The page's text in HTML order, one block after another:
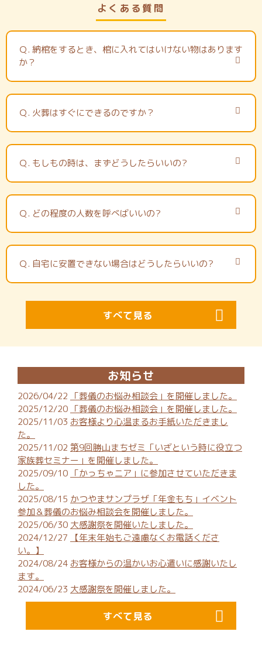
よくある質問
Ｑ. 納棺をするとき、棺に入れてはいけない物はあります
か？
Ｑ. 火葬はすぐにできるのですか？
Ｑ. もしもの時は、まずどうしたらいいの?
Ｑ. どの程度の人数を呼べばいいの?
Ｑ. 自宅に安置できない場合はどうしたらいいの?
すべて見る
お知らせ
2026/04/22
「葬儀のお悩み相談会」を開催しました。
2025/12/20 「葬儀のお悩み相談会」を開催しました。
2025/11/03 お客様より心温まるお手紙いただきまし
た。
2025/11/02 第9回勝山まちゼミ「いざという時に役立つ
家族葬セミナー」を開催しました。
2025/09/10 「かっちゃニア」に参加させていただきま
した。
2025/08/15 かつやまサンプラザ「年金もち」イベント
参加＆葬儀のお悩み相談会を開催しました。
2025/06/30 大感謝祭を開催いたしました。
2024/12/27
【年末年始もご遠慮なくお電話くださ
い。】
2024/08/24 お客様からの温かいお心遣いに感謝いたし
ます。
2024/06/23 大感謝祭を開催しました。
すべて見る